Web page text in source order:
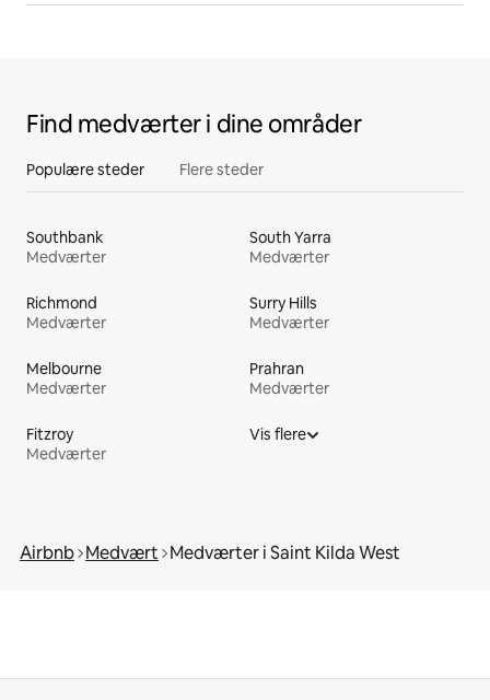
Find medværter i dine områder
Populære steder Flere steder
Southbank
Medværter
South Yarra
Medværter
Richmond
Medværter
Surry Hills
Medværter
Melbourne
Medværter
Prahran
Medværter
Fitzroy
Medværter
Vis flere
Airbnb Medvært Medværter i Saint Kilda West